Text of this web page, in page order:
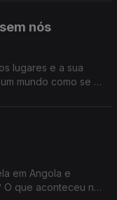
nós
lugares e a sua
mundo como se o
em Angola e
que aconteceu na